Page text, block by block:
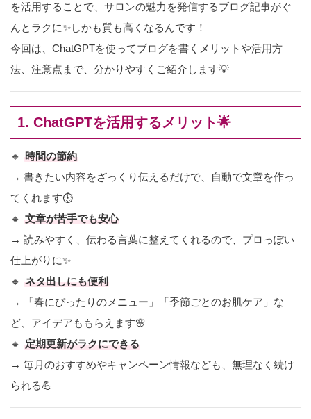
を活用することで、サロンの魅力を発信するブログ記事がぐ
んとラクに✨しかも質も高くなるんです！
今回は、ChatGPTを使ってブログを書くメリットや活用方
法、注意点まで、分かりやすくご紹介します💡
1. ChatGPTを活用するメリット🌟
🔸 時間の節約
→ 書きたい内容をざっくり伝えるだけで、自動で文章を作っ
てくれます⏱️
🔸 文章が苦手でも安心
→ 読みやすく、伝わる言葉に整えてくれるので、プロっぽい
仕上がりに✨
🔸 ネタ出しにも便利
→ 「春にぴったりのメニュー」「季節ごとのお肌ケア」な
ど、アイデアももらえます🌸
🔸 定期更新がラクにできる
→ 毎月のおすすめやキャンペーン情報なども、無理なく続け
られる💪